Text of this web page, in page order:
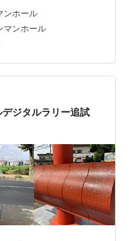
ンホール
マンホール
ジタルラリー追試